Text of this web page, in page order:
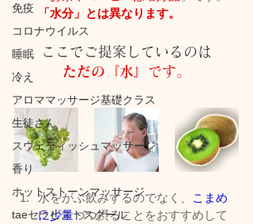
免疫
コロナウイルス
睡眠
冷え
アロママッサージ基礎クラス
生徒さん
スウェディッシュマッサージ
香り
ホットストーンマッサージ
taeセラピストスクール
「水分」とは異なります。
ここでご提案しているのは
ただの『水』 です。
水をがぶ飲みするのでなく、
こまめ
に少量づつ摂ることをおすすめして